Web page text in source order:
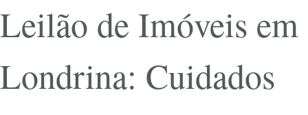
Leilão de Imóveis em
Londrina: Cuidados